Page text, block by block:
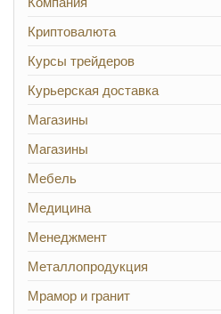
Криптовалюта
Курсы трейдеров
Курьерская доставка
Магазины
Магазины
Мебель
Медицина
Менеджмент
Металлопродукция
Мрамор и гранит